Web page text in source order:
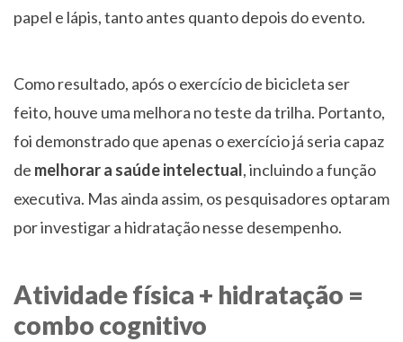
papel e lápis, tanto antes quanto depois do evento.
Como resultado, após o exercício de bicicleta ser
feito, houve uma melhora no teste da trilha. Portanto,
foi demonstrado que apenas o exercício já seria capaz
de melhorar a saúde intelectual, incluindo a função
executiva. Mas ainda assim, os pesquisadores optaram
por investigar a hidratação nesse desempenho.
Atividade física + hidratação =
combo cognitivo